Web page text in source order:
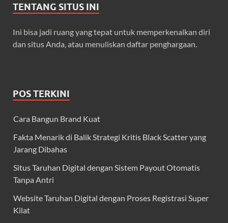
TENTANG SITUS INI
Ini bisa jadi ruang yang tepat untuk memperkenalkan diri
dan situs Anda, atau menuliskan daftar penghargaan.
POS TERKINI
Cara Bangun Brand Kuat
Fakta Menarik di Balik Strategi Kritis Black Scatter yang
Jarang Dibahas
Situs Taruhan Digital dengan Sistem Payout Otomatis
Tanpa Antri
Website Taruhan Digital dengan Proses Registrasi Super
Kilat